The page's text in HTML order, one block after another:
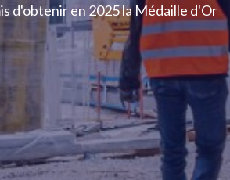
d'obtenir en 2025 la Médaille d'Or